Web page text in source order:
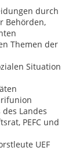
durch
Behörden,
Themen der
Situation
Landes
PEFC und
UEF